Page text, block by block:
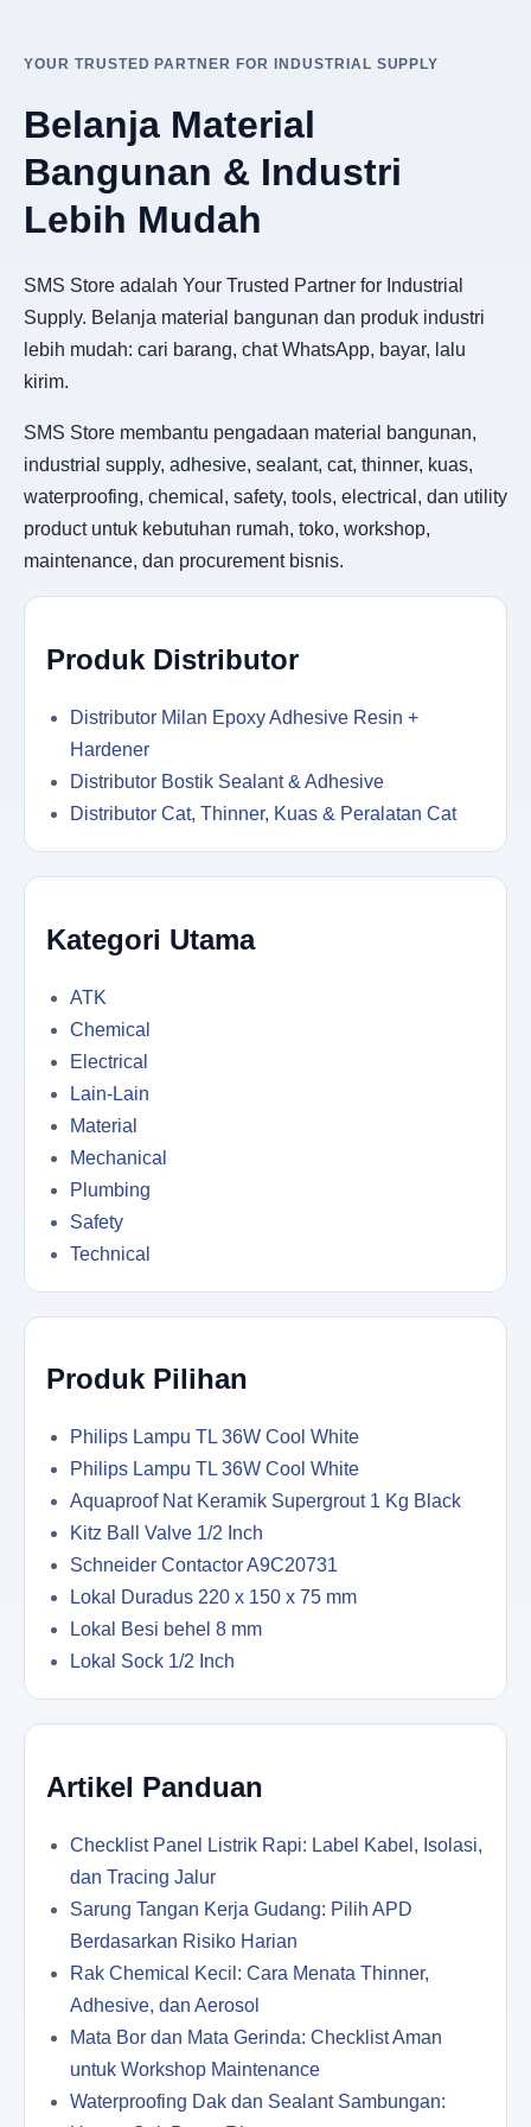
YOUR TRUSTED PARTNER FOR INDUSTRIAL SUPPLY
Belanja Material
Bangunan & Industri
Lebih Mudah
SMS Store adalah Your Trusted Partner for Industrial
Supply. Belanja material bangunan dan produk industri
lebih mudah: cari barang, chat WhatsApp, bayar, lalu
kirim.
SMS Store membantu pengadaan material bangunan,
industrial supply, adhesive, sealant, cat, thinner, kuas,
waterproofing, chemical, safety, tools, electrical, dan utility
product untuk kebutuhan rumah, toko, workshop,
maintenance, dan procurement bisnis.
Produk Distributor
Distributor Milan Epoxy Adhesive Resin +
Hardener
Distributor Bostik Sealant & Adhesive
Distributor Cat, Thinner, Kuas & Peralatan Cat
Kategori Utama
ATK
Chemical
Electrical
Lain-Lain
Material
Mechanical
Plumbing
Safety
Technical
Produk Pilihan
Philips Lampu TL 36W Cool White
Philips Lampu TL 36W Cool White
Aquaproof Nat Keramik Supergrout 1 Kg Black
Kitz Ball Valve 1/2 Inch
Schneider Contactor A9C20731
Lokal Duradus 220 x 150 x 75 mm
Lokal Besi behel 8 mm
Lokal Sock 1/2 Inch
Artikel Panduan
Checklist Panel Listrik Rapi: Label Kabel, Isolasi,
dan Tracing Jalur
Sarung Tangan Kerja Gudang: Pilih APD
Berdasarkan Risiko Harian
Rak Chemical Kecil: Cara Menata Thinner,
Adhesive, dan Aerosol
Mata Bor dan Mata Gerinda: Checklist Aman
untuk Workshop Maintenance
Waterproofing Dak dan Sealant Sambungan: